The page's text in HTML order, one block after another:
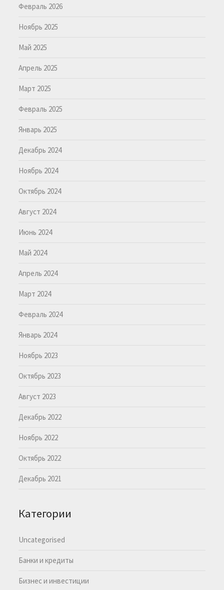
Февраль 2026
Ноябрь 2025
Май 2025
Апрель 2025
Март 2025
Февраль 2025
Январь 2025
Декабрь 2024
Ноябрь 2024
Октябрь 2024
Август 2024
Июнь 2024
Май 2024
Апрель 2024
Март 2024
Февраль 2024
Январь 2024
Ноябрь 2023
Октябрь 2023
Август 2023
Декабрь 2022
Ноябрь 2022
Октябрь 2022
Декабрь 2021
Категории
Uncategorised
Банки и кредиты
Бизнес и инвестиции